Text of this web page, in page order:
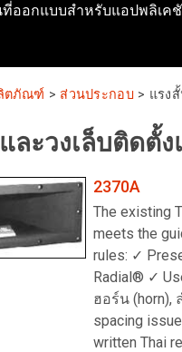
ที่ออกแบบสำหรับแอปพลิเค
ตภัณฑ์ > ส่วนประกอบ> แรง
ละวงเล็บติด
2370A
The existing
meets the
rules: ✓
Radial® ✓
ฮอร์น (horn),
spacing
written Thai